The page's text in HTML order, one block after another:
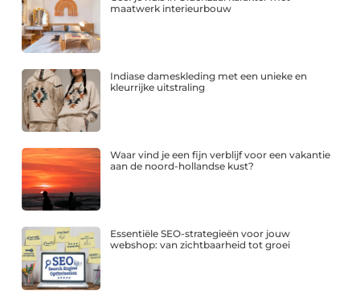
maatwerk interieurbouw
Indiase dameskleding met een unieke en
kleurrijke uitstraling
Waar vind je een fijn verblijf voor een vakantie
aan de noord-hollandse kust?
Essentiële SEO-strategieën voor jouw
webshop: van zichtbaarheid tot groei